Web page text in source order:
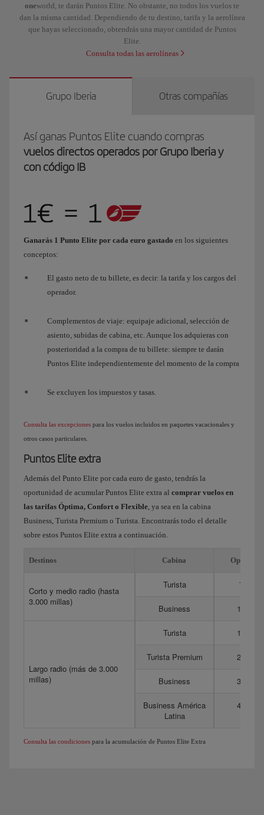
oneworld, te darán Puntos Elite. No obstante, no todos los vuelos te
dan la misma cantidad. Dependiendo de tu destino, tarifa y la aerolínea
que hayas seleccionado, obtendrás una mayor cantidad de Puntos
Elite.
Consulta todas las aerolíneas
Grupo Iberia Otras compañías
Así ganas Puntos Elite cuando compras
vuelos directos operados por Grupo Iberia y
con código IB
Ganarás 1 Punto Elite por cada euro gastado en los siguientes
conceptos:
El gasto neto de tu billete, es decir: la tarifa y los cargos del
operador.
Complementos de viaje: equipaje adicional, selección de
asiento, subidas de cabina, etc. Aunque los adquieras con
posterioridad a la compra de tu billete: siempre te darán
Puntos Elite independientemente del momento de la compra
Se excluyen los impuestos y tasas.
Consulta las excepciones para los vuelos incluidos en paquetes vacacionales y
otros casos particulares.
Puntos Elite extra
Además del Punto Elite por cada euro de gasto, tendrás la
oportunidad de acumular Puntos Elite extra al comprar vuelos en
las tarifas Óptima, Confort o Flexible , ya sea en la cabina
Business, Turista Premium o Turista. Encontrarás todo el detalle
sobre estos Puntos Elite extra a continuación.
Destinos Cabina Optima
Corto y medio radio (hasta
3.000 millas)
Turista 75
Business 175
Largo radio (más de 3.000
millas)
Turista 150
Turista Premium 275
Business 350
Business América
Latina
450
Consulta las condiciones para la acumulación de Puntos Elite Extra